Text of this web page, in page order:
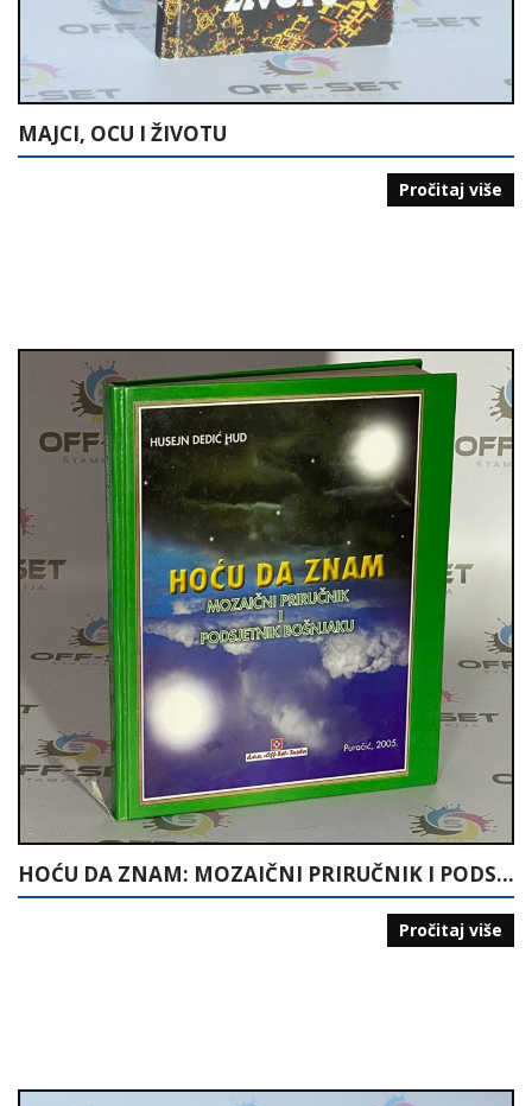
MAJCI, OCU I ŽIVOTU
Pročitaj više
HOĆU DA ZNAM: MOZAIČNI PRIRUČNIK I PODSJETNIK BOŠNJAKU
Pročitaj više